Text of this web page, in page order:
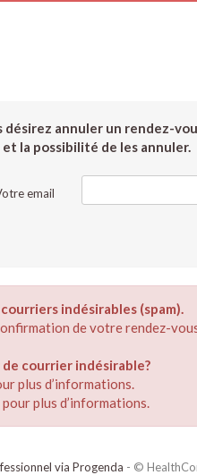
annuler un rendez-
la possibilité de les annuler.
email
indésirables (spam).
de votre rendez-
courrier indésirable?
plus d’informations.
pour plus d’informations.
via Progenda - ©